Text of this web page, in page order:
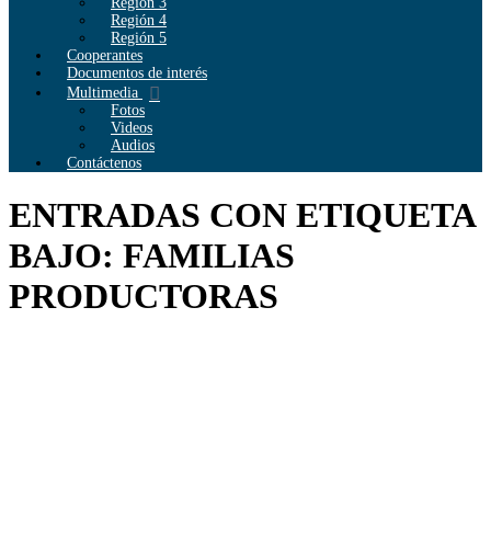
Región 4
Región 5
Cooperantes
Documentos de interés
Multimedia
Fotos
Videos
Audios
Contáctenos
ENTRADAS CON ETIQUETA
BAJO: FAMILIAS
PRODUCTORAS